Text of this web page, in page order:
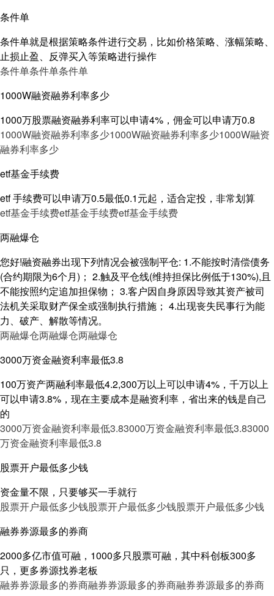
条件单
条件单就是根据策略条件进行交易，比如价格策略、涨幅策略、
止损止盈、反弹买入等策略进行操作
条件单条件单条件单
1000W融资融券利率多少
1000万股票融资融券利率可以申请4%，佣金可以申请万0.8
1000W融资融券利率多少1000W融资融券利率多少1000W融资
融券利率多少
etf基金手续费
etf 手续费可以申请万0.5最低0.1元起，适合定投，非常划算
etf基金手续费etf基金手续费etf基金手续费
两融爆仓
您好!融资融券出现下列情况会被强制平仓: 1.不能按时清偿债务
(合约期限为6个月)； 2.触及平仓线(维持担保比例低于130%),且
不能按照约定追加担保物； 3.客户因自身原因导致其资产被司
法机关采取财产保全或强制执行措施； 4.出现丧失民事行为能
力、破产、解散等情况。
两融爆仓两融爆仓两融爆仓
3000万资金融资利率最低3.8
100万资产两融利率最低4.2,300万以上可以申请4%，千万以上
可以申请3.8%，现在主要成本是融资利率，省出来的钱是自己
的
3000万资金融资利率最低3.83000万资金融资利率最低3.83000
万资金融资利率最低3.8
股票开户最低多少钱
资金量不限，只要够买一手就行
股票开户最低多少钱股票开户最低多少钱股票开户最低多少钱
融券券源最多的券商
2000多亿市值可融，1000多只股票可融，其中科创板300多
只，更多券源找券老板
融券券源最多的券商融券券源最多的券商融券券源最多的券商